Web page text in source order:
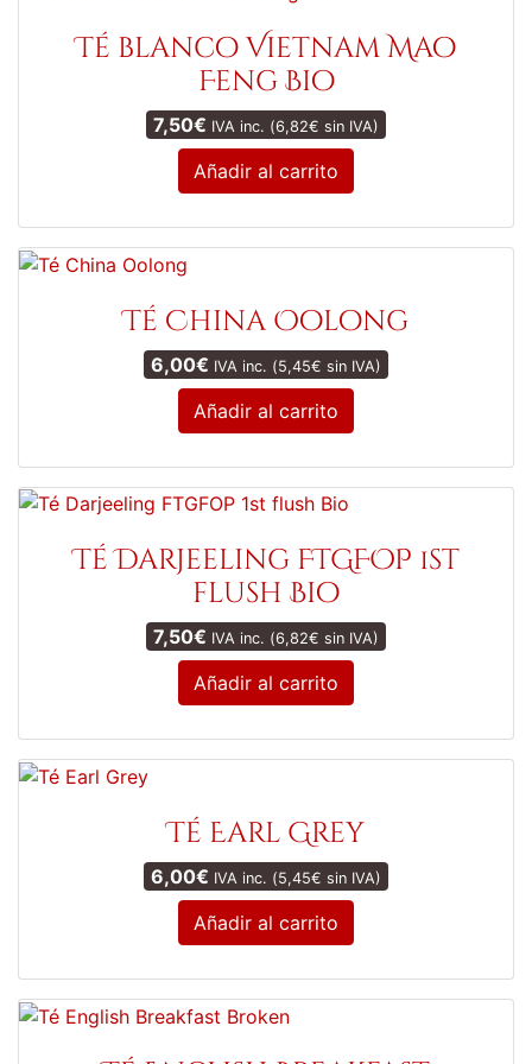
página
de
Té blanco Vietnam Mao
Feng Bio
7,50€ IVA inc. (6,82€ sin IVA)
Añadir al carrito
Té China Oolong
6,00€ IVA inc. (5,45€ sin IVA)
Añadir al carrito
Té Darjeeling FTGFOP 1st
flush Bio
7,50€ IVA inc. (6,82€ sin IVA)
Añadir al carrito
Té Earl Grey
6,00€ IVA inc. (5,45€ sin IVA)
Añadir al carrito